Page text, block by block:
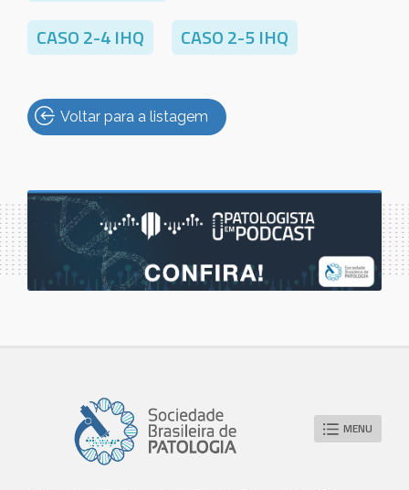
CASO 2-4 IHQ
CASO 2-5 IHQ
Voltar para a listagem
MENU